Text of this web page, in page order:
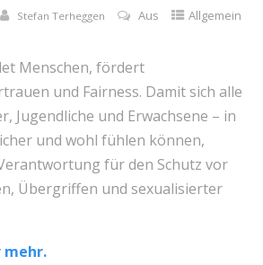
Stefan Terheggen Aus Allgemein
Menschen, fördert
und Fairness. Damit sich alle
Jugendliche und Erwachsene – in
und wohl fühlen können,
für den Schutz vor
Übergriffen und sexualisierter
mehr.